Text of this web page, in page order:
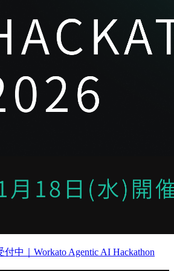
中｜Workato Agentic AI Hackathon